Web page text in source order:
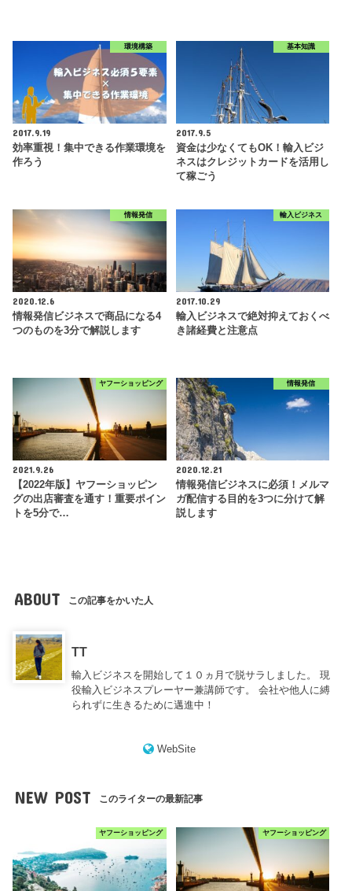
環境構築
2017.9.19
効率重視！集中できる作業環境を
作ろう
基本知識
2017.9.5
資金は少なくてもOK！輸入ビジ
ネスはクレジットカードを活用し
て稼ごう
情報発信
2020.12.6
情報発信ビジネスで商品になる4
つのものを3分で解説します
輸入ビジネス
2017.10.29
輸入ビジネスで絶対抑えておくべ
き諸経費と注意点
ヤフーショッピング
2021.9.26
【2022年版】ヤフーショッピン
グの出店審査を通す！重要ポイン
トを5分で…
情報発信
2020.12.21
情報発信ビジネスに必須！メルマ
ガ配信する目的を3つに分けて解
説します
ABOUT この記事をかいた人
TT
輸入ビジネスを開始して１０ヵ月で脱サラしました。 現
役輸入ビジネスプレーヤー兼講師です。 会社や他人に縛
られずに生きるために邁進中！
WebSite
NEW POST このライターの最新記事
ヤフーショッピング ヤフーショッピング